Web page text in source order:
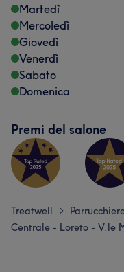
Martedì
Mercoledì
Giovedì
Venerdì
Sabato
Domenica
Premi del salone
Treatwell >
Centrale - Loreto - V.le